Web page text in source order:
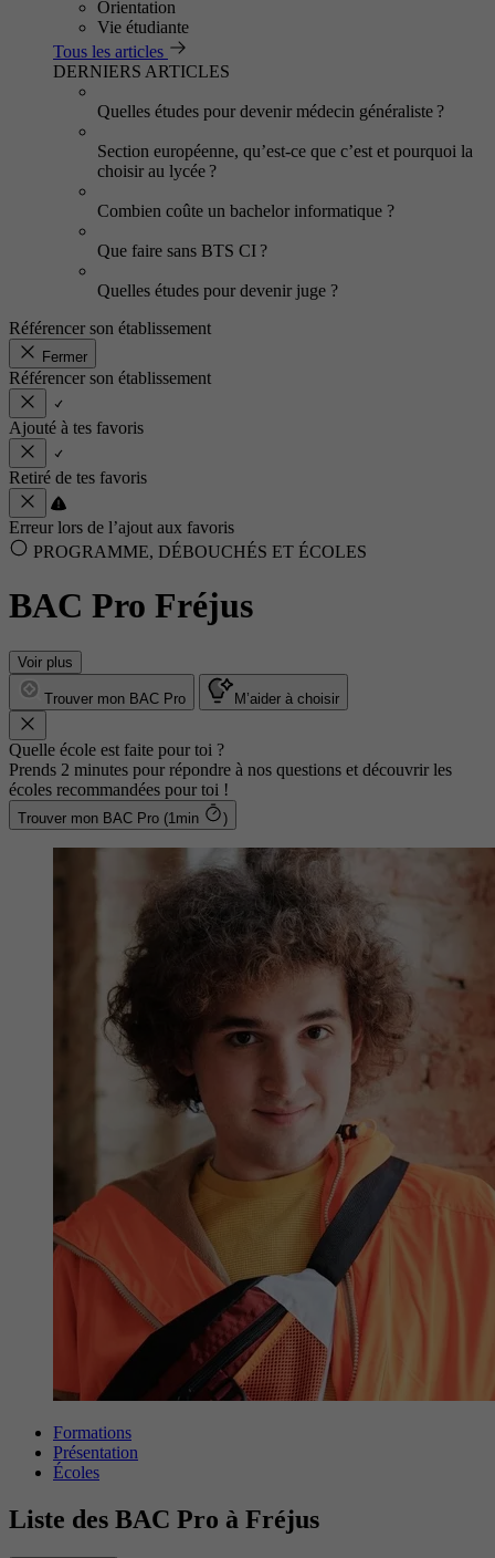
Orientation
Vie étudiante
Tous les articles
DERNIERS ARTICLES
Quelles études pour devenir médecin généraliste ?
Section européenne, qu’est-ce que c’est et pourquoi la
choisir au lycée ?
Combien coûte un bachelor informatique ?
Que faire sans BTS CI ?
Quelles études pour devenir juge ?
Référencer son établissement
Fermer
Référencer son établissement
Ajouté à tes favoris
Retiré de tes favoris
Erreur lors de l’ajout aux favoris
PROGRAMME, DÉBOUCHÉS ET ÉCOLES
BAC Pro Fréjus
Voir plus
Trouver mon BAC Pro M’aider à choisir
Quelle école est faite pour toi ?
Prends 2 minutes pour répondre à nos questions et découvrir les
écoles recommandées pour toi !
Trouver mon BAC Pro (1min )
Formations
Présentation
Écoles
Liste des BAC Pro à Fréjus